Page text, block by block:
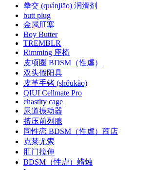
拳交 (quánjiāo) 润滑剂
butt plug
金属肛塞
Boy Butter
TREMBLR
Rimming 座椅
皮项圈 BDSM（性虐）
双头假阳具
皮革手铐 (shǒukào)
QIUI Cellmate Pro
chastity cage
尿道振动器
挤压前列腺
同性恋 BDSM（性虐）商店
克莱尤索
肛门拉伸
BDSM（性虐）蜡烛